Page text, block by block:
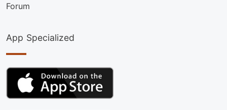
Forum
App Specialized